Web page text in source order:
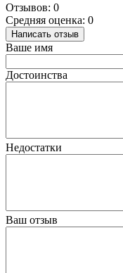
Отзывов: 0
Средняя оценка: 0
Написать отзыв
Ваше имя
Достоинства
Недостатки
Ваш отзыв